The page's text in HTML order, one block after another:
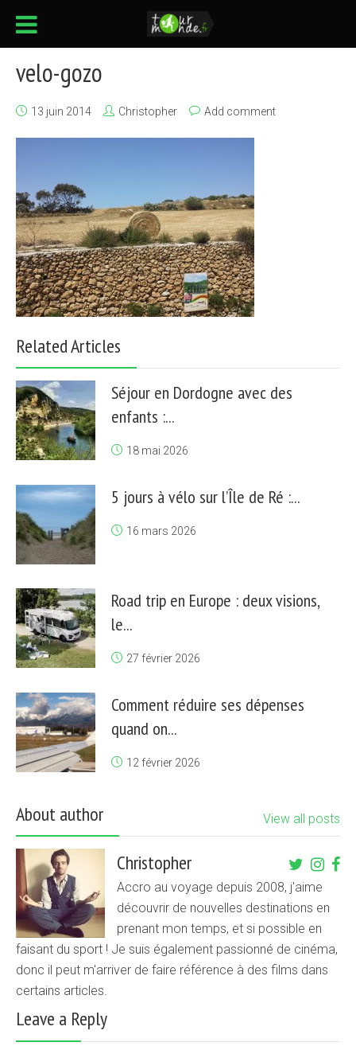
velo-gozo
13 juin 2014 Christopher Add comment
Related Articles
Séjour en Dordogne avec des
enfants :...
18 mai 2026
5 jours à vélo sur l’Île de Ré :...
16 mars 2026
Road trip en Europe : deux visions,
le...
27 février 2026
Comment réduire ses dépenses
quand on...
12 février 2026
About author View all posts
Christopher
Accro au voyage depuis 2008, j'aime
découvrir de nouvelles destinations en
prenant mon temps, et si possible en
faisant du sport ! Je suis également passionné de cinéma,
donc il peut m'arriver de faire référence à des films dans
certains articles.
Leave a Reply